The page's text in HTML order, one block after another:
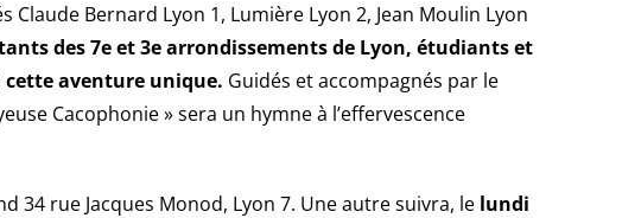
Bernard Lyon 1, Lumière Lyon 2, Jean Moulin Lyon
des 7e et 3e arrondissements de Lyon, étudiants et
aventure unique. Guidés et accompagnés par le
Cacophonie » sera un hymne à l’effervescence
34 rue Jacques Monod, Lyon 7. Une autre suivra, le lundi